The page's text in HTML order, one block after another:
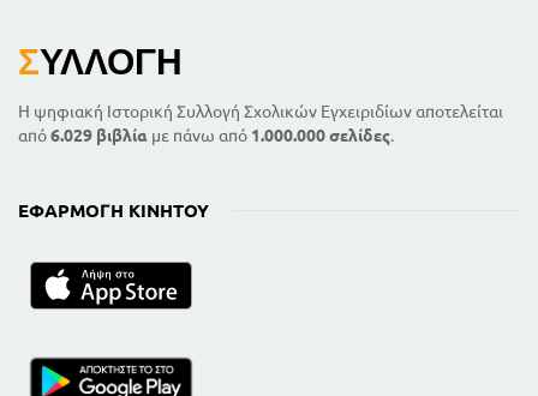
ΣΥΛΛΟΓΉ
Η ψηφιακή Ιστορική Συλλογή Σχολικών Εγχειριδίων αποτελείται
από6.029 βιβλία με πάνω από 1.000.000 σελίδες.
ΕΦΑΡΜΟΓΉ ΚΙΝΗΤΟΎ